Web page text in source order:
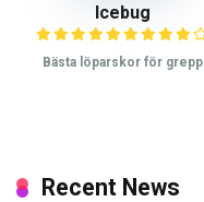
Icebug
Bästa löparskor för grepp
Recent News